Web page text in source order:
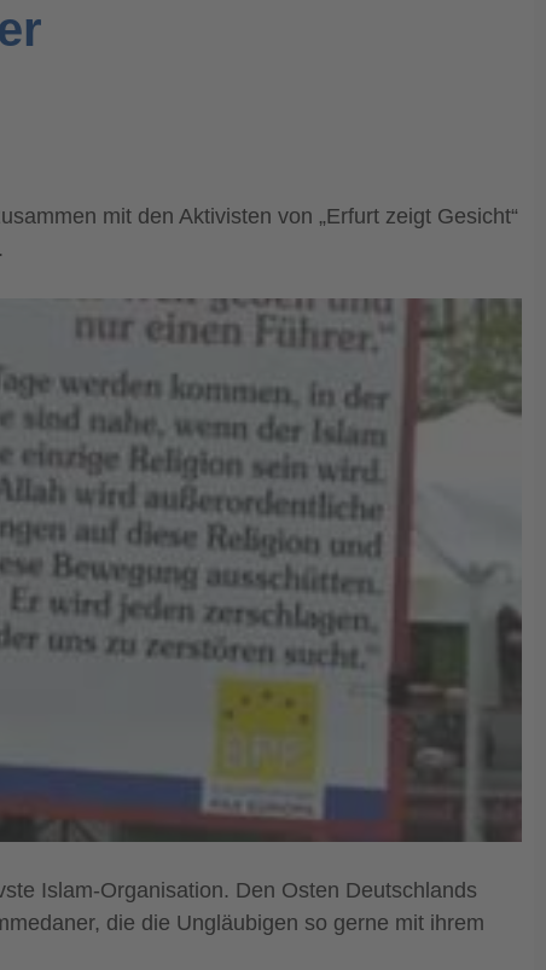
mit den Aktivisten von „Erfurt zeigt Gesicht“
Islam-Organisation. Den Osten Deutschlands
die die Ungläubigen so gerne mit ihrem